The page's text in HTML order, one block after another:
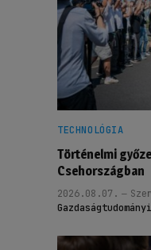
TECHNOLÓGIA
Történelmi
Csehországban
2026.08.07.